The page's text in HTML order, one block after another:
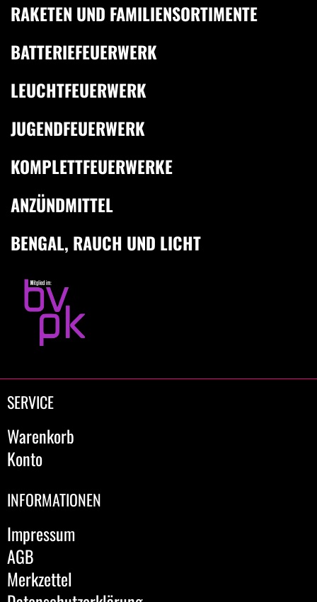
RAKETEN UND FAMILIENSORTIMENTE
BATTERIEFEUERWERK
LEUCHTFEUERWERK
JUGENDFEUERWERK
KOMPLETTFEUERWERKE
ANZÜNDMITTEL
BENGAL, RAUCH UND LICHT
SERVICE
Warenkorb
Konto
INFORMATIONEN
Impressum
AGB
Merkzettel